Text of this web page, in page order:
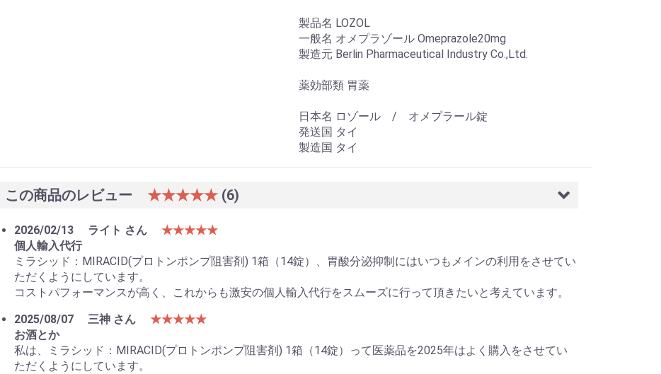
製品名 LOZOL
一般名 オメプラゾール Omeprazole20mg
製造元 Berlin Pharmaceutical Industry Co.,Ltd.
薬効部類 胃薬
日本名 ロゾール / オメプラール錠
発送国 タイ
製造国 タイ
この商品のレビュー ★★★★★ (6)
2026/02/13 ライト さん
★★★★★
個人輸入代行
ミラシッド：MIRACID(プロトンポンプ阻害剤) 1箱（14錠）、胃酸分泌抑制にはいつもメインの利用をさせてい
ただくようにしています。
コストパフォーマンスが高く、これからも激安の個人輸入代行をスムーズに行って頂きたいと考えています。
2025/08/07
三神 さん
★★★★★
お酒とか
私は、ミラシッド：MIRACID(プロトンポンプ阻害剤) 1箱（14錠）って医薬品を2025年はよく購入をさせてい
ただくようにしています。